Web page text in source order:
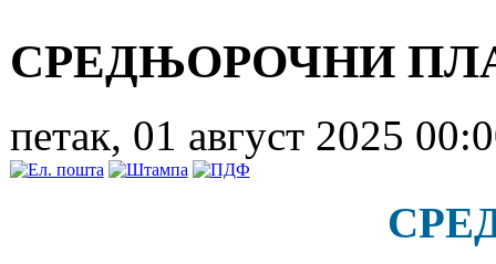
СРЕДЊОРОЧНИ
петак, 01 август 2025